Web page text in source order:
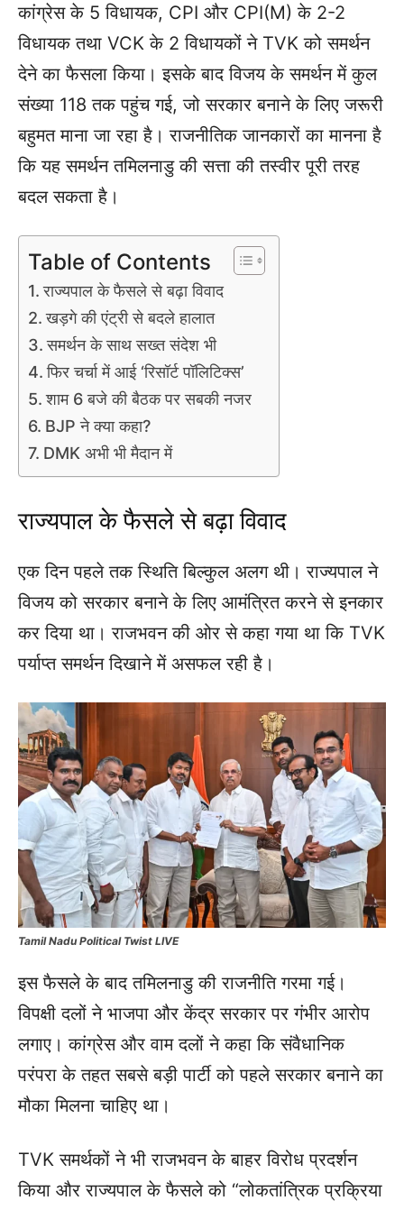
कांग्रेस के 5 विधायक, CPI और CPI(M) के 2-2
विधायक तथा VCK के 2 विधायकों ने TVK को समर्थन
देने का फैसला किया। इसके बाद विजय के समर्थन में कुल
संख्या 118 तक पहुंच गई, जो सरकार बनाने के लिए जरूरी
बहुमत माना जा रहा है। राजनीतिक जानकारों का मानना है
कि यह समर्थन तमिलनाडु की सत्ता की तस्वीर पूरी तरह
बदल सकता है।
Table of Contents
राज्यपाल के फैसले से बढ़ा विवाद
खड़गे की एंट्री से बदले हालात
समर्थन के साथ सख्त संदेश भी
फिर चर्चा में आई ‘रिसॉर्ट पॉलिटिक्स’
शाम 6 बजे की बैठक पर सबकी नजर
BJP ने क्या कहा?
DMK अभी भी मैदान में
राज्यपाल के फैसले से बढ़ा विवाद
एक दिन पहले तक स्थिति बिल्कुल अलग थी। राज्यपाल ने
विजय को सरकार बनाने के लिए आमंत्रित करने से इनकार
कर दिया था। राजभवन की ओर से कहा गया था कि TVK
पर्याप्त समर्थन दिखाने में असफल रही है।
Tamil Nadu Political Twist LIVE
इस फैसले के बाद तमिलनाडु की राजनीति गरमा गई।
विपक्षी दलों ने भाजपा और केंद्र सरकार पर गंभीर आरोप
लगाए। कांग्रेस और वाम दलों ने कहा कि संवैधानिक
परंपरा के तहत सबसे बड़ी पार्टी को पहले सरकार बनाने का
मौका मिलना चाहिए था।
TVK समर्थकों ने भी राजभवन के बाहर विरोध प्रदर्शन
किया और राज्यपाल के फैसले को “लोकतांत्रिक प्रक्रिया